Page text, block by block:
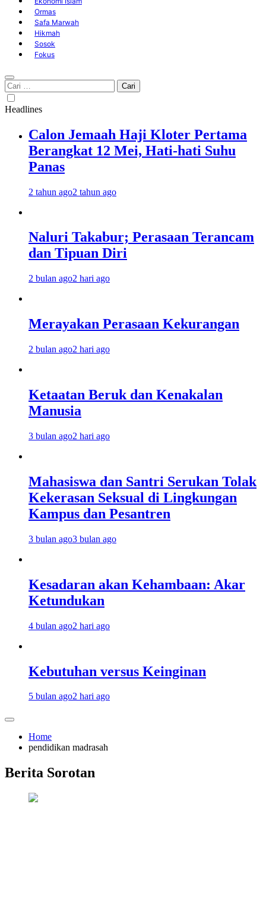
Ormas
Safa Marwah
Hikmah
Sosok
Fokus
Cari
untuk:
Headlines
Calon Jemaah Haji Kloter Pertama
Berangkat 12 Mei, Hati-hati Suhu
Panas
2 tahun ago2 tahun ago
Naluri Takabur; Perasaan Terancam
dan Tipuan Diri
2 bulan ago2 hari ago
Merayakan Perasaan Kekurangan
2 bulan ago2 hari ago
Ketaatan Beruk dan Kenakalan
Manusia
3 bulan ago2 hari ago
Mahasiswa dan Santri Serukan Tolak
Kekerasan Seksual di Lingkungan
Kampus dan Pesantren
3 bulan ago3 bulan ago
Kesadaran akan Kehambaan: Akar
Ketundukan
4 bulan ago2 hari ago
Kebutuhan versus Keinginan
5 bulan ago2 hari ago
Home
pendidikan madrasah
Berita Sorotan